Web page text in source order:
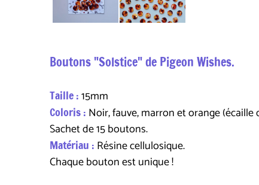
Boutons "Solstice" de Pigeon Wishes.
Taille :15mm
Coloris : Noir, fauve, marron et orange (écaille
Sachet de 15 boutons.
Matériau : Résine cellulosique.
Chaque bouton est unique !